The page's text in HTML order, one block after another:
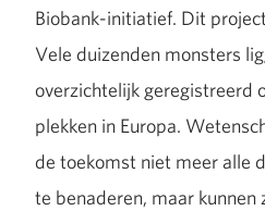
Biobank-initiatief. Dit
Vele duizenden monsters
overzichtelijk geregistreerd
plekken in Europa.
de toekomst niet meer alle
te benaderen, maar kunnen